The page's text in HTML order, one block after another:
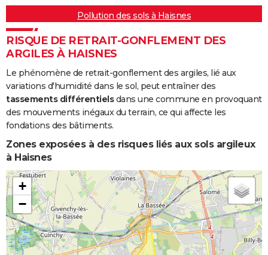
Pollution des sols à Haisnes
RISQUE DE RETRAIT-GONFLEMENT DES
ARGILES À HAISNES
Le phénomène de retrait-gonflement des argiles, lié aux
variations d'humidité dans le sol, peut entraîner des
tassements différentielsdans une commune en provoquant
des mouvements inégaux du terrain, ce qui affecte les
fondations des bâtiments.
Zones exposées à des risques liés aux sols argileux
à Haisnes
+
−